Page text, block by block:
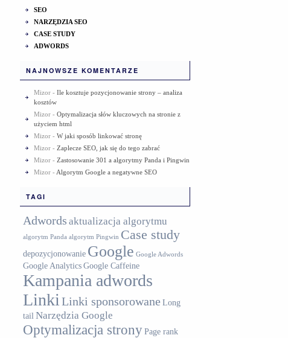
SEO
NARZĘDZIA SEO
CASE STUDY
ADWORDS
NAJNOWSZE KOMENTARZE
Mizor- Ile kosztuje pozycjonowanie strony – analiza
kosztów
Mizor- Optymalizacja słów kluczowych na stronie z
użyciem html
Mizor- W jaki sposób linkować stronę
Mizor- Zaplecze SEO, jak się do tego zabrać
Mizor- Zastosowanie 301 a algorytmy Panda i Pingwin
Mizor- Algorytm Google a negatywne SEO
TAGI
Adwords aktualizacja algorytmu
algorytm Panda algorytm Pingwin Case study
depozycjonowanie Google Google Adwords
Google AnalyticsGoogle Caffeine
Kampania adwords
Linki Linki sponsorowane Long
tail Narzędzia Google
Optymalizacja stronyPage rank